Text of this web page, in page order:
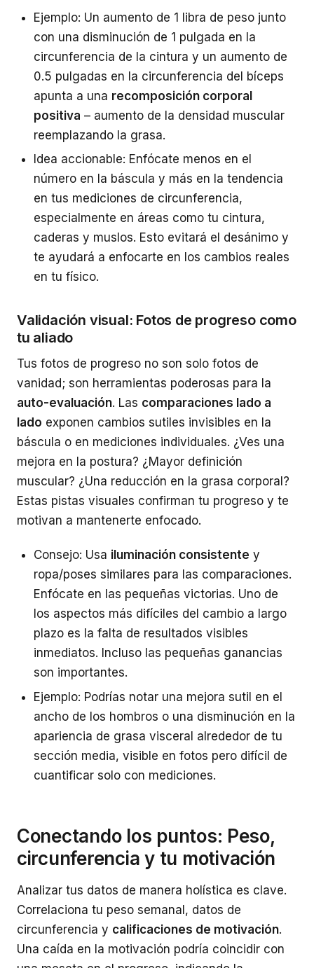
Ejemplo: Un aumento de 1 libra de peso junto
con una disminución de 1 pulgada en la
circunferencia de la cintura y un aumento de
0.5 pulgadas en la circunferencia del bíceps
apunta a una recomposición corporal
positiva – aumento de la densidad muscular
reemplazando la grasa.
Idea accionable: Enfócate menos en el
número en la báscula y más en la tendencia
en tus mediciones de circunferencia,
especialmente en áreas como tu cintura,
caderas y muslos. Esto evitará el desánimo y
te ayudará a enfocarte en los cambios reales
en tu físico.
Validación visual: Fotos de progreso como
tu aliado
Tus fotos de progreso no son solo fotos de
vanidad; son herramientas poderosas para la
auto-evaluación. Las comparaciones lado a
lado exponen cambios sutiles invisibles en la
báscula o en mediciones individuales. ¿Ves una
mejora en la postura? ¿Mayor definición
muscular? ¿Una reducción en la grasa corporal?
Estas pistas visuales confirman tu progreso y te
motivan a mantenerte enfocado.
Consejo: Usa iluminación consistente y
ropa/poses similares para las comparaciones.
Enfócate en las pequeñas victorias. Uno de
los aspectos más difíciles del cambio a largo
plazo es la falta de resultados visibles
inmediatos. Incluso las pequeñas ganancias
son importantes.
Ejemplo: Podrías notar una mejora sutil en el
ancho de los hombros o una disminución en la
apariencia de grasa visceral alrededor de tu
sección media, visible en fotos pero difícil de
cuantificar solo con mediciones.
Conectando los puntos: Peso,
circunferencia y tu motivación
Analizar tus datos de manera holística es clave.
Correlaciona tu peso semanal, datos de
circunferencia y calificaciones de motivación.
Una caída en la motivación podría coincidir con